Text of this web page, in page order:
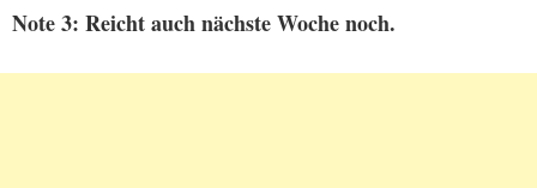
Note 3: Reicht auch nächste Woche noch.